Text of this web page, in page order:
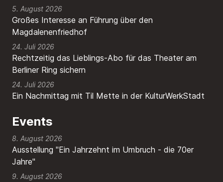
Großes Interesse an Führung über den
Magdalenenfriedhof
5. August 2026
Rechtzeitig das Lieblings-Abo für das Theater am
Berliner Ring sichern
24. Juli 2026
Ein Nachmittag mit Til Mette in der KulturWerkStadt
24. Juli 2026
Events
8. August 2026
Ausstellung "Ein Jahrzehnt im Umbruch - die 70er
Jahre"
9. August 2026